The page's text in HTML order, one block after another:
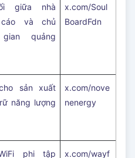
giữa nhà
và chủ
quảng
x.com/Soul
BoardFdn
sản xuất
năng lượng
x.com/nove
nenergy
phi tập
x.com/wayf